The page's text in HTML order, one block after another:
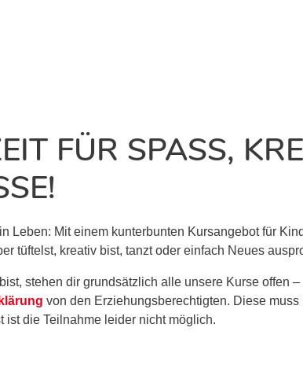
FÜR SPASS,
Leben: Mit einem kunterbunten Kursangebot für
tüftelst, kreativ bist, tanzt oder einfach Neues
stehen dir grundsätzlich alle unsere Kurse offen
von den Erziehungsberechtigten. Diese
die Teilnahme leider nicht möglich.